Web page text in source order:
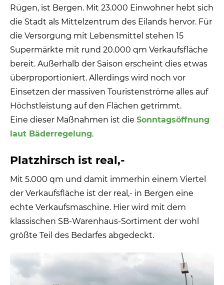
Rügen, ist Bergen. Mit 23.000 Einwohner hebt sich
die Stadt als Mittelzentrum des Eilands hervor. Für
die Versorgung mit Lebensmittel stehen 15
Supermärkte mit rund 20.000 qm Verkaufsfläche
bereit. Außerhalb der Saison erscheint dies etwas
überproportioniert. Allerdings wird noch vor
Einsetzen der massiven Touristenströme alles auf
Höchstleistung auf den Flächen getrimmt.
Eine dieser Maßnahmen ist die Sonntagsöffnung
laut Bäderregelung.
Platzhirsch ist real,-
Mit 5.000 qm und damit immerhin einem Viertel
der Verkaufsfläche ist der real,- in Bergen eine
echte Verkaufsmaschine. Hier wird mit dem
klassischen SB-Warenhaus-Sortiment der wohl
größte Teil des Bedarfes abgedeckt.